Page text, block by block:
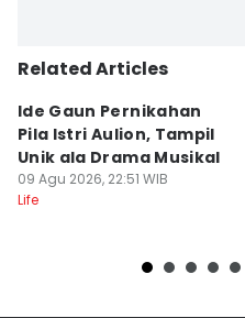
Related Articles
Ide Gaun Pernikahan
Pila Istri Aulion, Tampil
Unik ala Drama Musikal
09 Agu 2026, 22:51 WIB
Life